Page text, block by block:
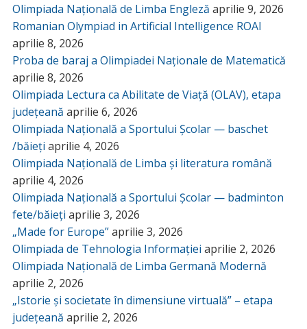
Olimpiada Națională de Limba Engleză aprilie 9, 2026
Romanian Olympiad in Artificial Intelligence ROAI
aprilie 8, 2026
Proba de baraj a Olimpiadei Naționale de Matematică
aprilie 8, 2026
Olimpiada Lectura ca Abilitate de Viață (OLAV), etapa
județeană aprilie 6, 2026
Olimpiada Națională a Sportului Școlar — baschet
/băieți aprilie 4, 2026
Olimpiada Națională de Limba și literatura română
aprilie 4, 2026
Olimpiada Națională a Sportului Școlar — badminton
fete/băieți aprilie 3, 2026
„Made for Europe”aprilie 3, 2026
Olimpiada de Tehnologia Informației aprilie 2, 2026
Olimpiada Națională de Limba Germană Modernă
aprilie 2, 2026
„Istorie și societate în dimensiune virtuală” – etapa
județeană aprilie 2, 2026